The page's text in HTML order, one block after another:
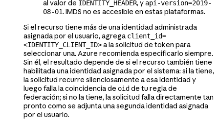
al valor de IDENTITY_HEADER, y api-version=2019-
08-01. IMDS no es accesible en estas plataformas.
Si el recurso tiene más de una identidad administrada
asignada por el usuario, agrega client_id=
<IDENTITY_CLIENT_ID>a la solicitud de token para
seleccionar una. Azure recomienda especificarlo siempre.
Sin él, el resultado depende de si el recurso también tiene
habilitada una identidad asignada por el sistema: si la tiene,
la solicitud recurre silenciosamente a esa identidad y
luego falla la coincidencia de oid de tu regla de
federación; si no la tiene, la solicitud falla directamente tan
pronto como se adjunta una segunda identidad asignada
por el usuario.